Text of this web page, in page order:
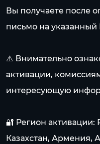
Вы получаете после
письмо на указанный
⚠️ Внимательно
активации,
интересующую
🔐 Регион активации:
Казахстан, Армения,